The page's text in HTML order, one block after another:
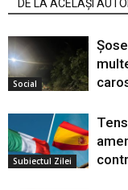
DE LA ACELAȘI
Social
Subiectul Zilei